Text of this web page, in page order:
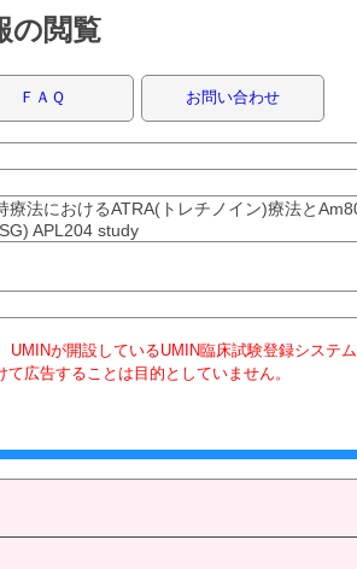
の閲覧
ＦＡＱ お問い合わせ
法におけるATRA(トレチノイン)療法と
APL204 study
が開設しているUMIN臨床試験登録システ
広告することは目的としていません。